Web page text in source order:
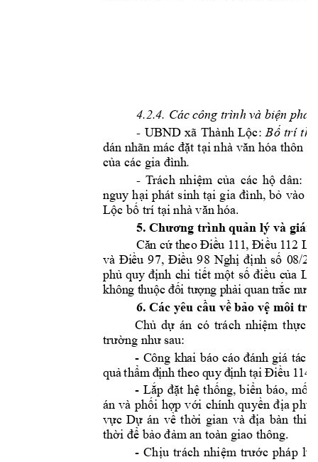
4.2.4. Các công trình và biện
- UBND xã Thành Lộc: Bố trí
dán nhãn mác đặt tại nhà văn hóa thôn
của các gia đình.
- Trách nhiệm của các hộ dân:
nguy hại phát sinh tại gia đình, bỏ vào
Lộc bố trí tại nhà văn hóa.
5. Chương trình quản lý và giám
Căn cứ theo Điều 111, Điều 112 Lu
và Điều 97, Điều 98 Nghị định số 08/2
phủ quy định chi tiết một số điều của L
không thuộc đối tượng phải quan trắc nướ
6. Các yêu cầu về bảo vệ môi trư
Chủ dự án có trách nhiệm thực
trường như sau:
- Công khai báo cáo đánh giá tác
quả thẩm định theo quy định tại Điều 114
- Lắp đặt hệ thống, biển báo, mốc
án và phối hợp với chính quyền địa p
vực Dự án về thời gian và địa bàn thi
thời để bảo đảm an toàn giao thông.
- Chịu trách nhiệm trước pháp